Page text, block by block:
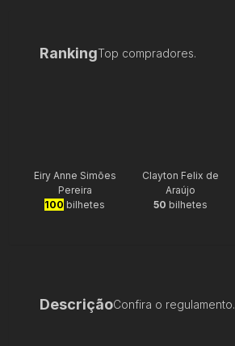
RankingTop compradores.
Eiry Anne Simões
Pereira
100 bilhetes
Clayton Felix de
Araújo
50 bilhetes
DescriçãoConfira o regulamento.